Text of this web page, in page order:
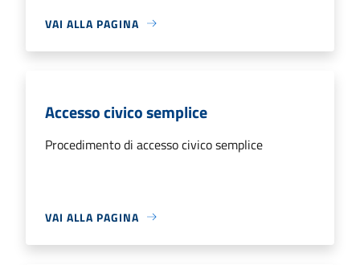
VAI ALLA PAGINA
Accesso civico semplice
Procedimento di accesso civico semplice
VAI ALLA PAGINA